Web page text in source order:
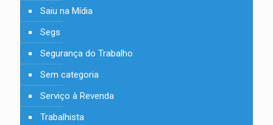
Saiu na Mídia
Segs
Segurança do Trabalho
Sem categoria
Serviço à Revenda
Trabalhista